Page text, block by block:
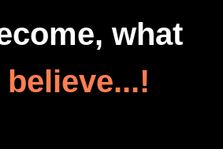
what
believe...!